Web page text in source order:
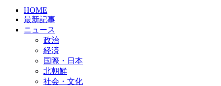
HOME
最新記事
ニュース
政治
経済
国際・日本
北朝鮮
社会・文化